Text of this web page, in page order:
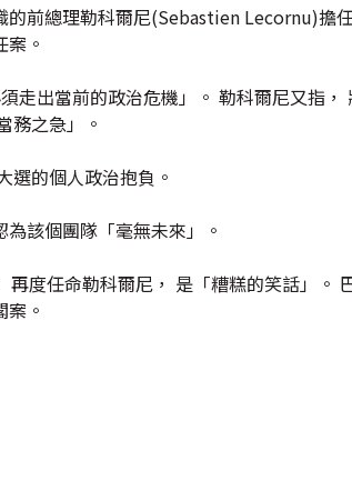
前總理勒科爾尼(Sebastien Lecornu)擔任
。
走出當前的政治危機」。 勒科爾尼又指，
務之急」。
選的個人政治抱負。
該個團隊「毫無未來」。
度任命勒科爾尼， 是「糟糕的笑話」。
。